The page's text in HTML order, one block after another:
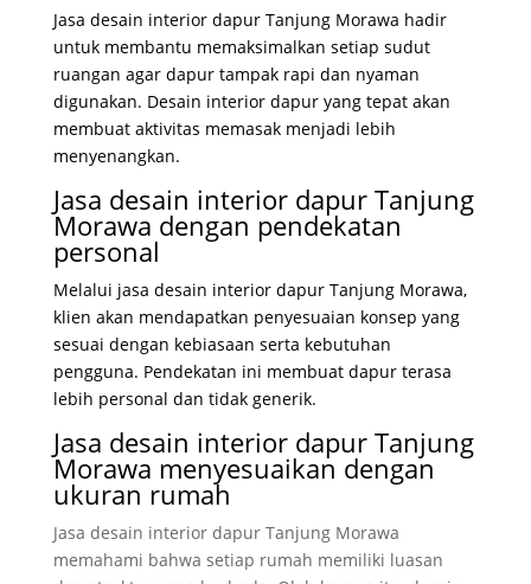
Jasa desain interior dapur Tanjung Morawa hadir
untuk membantu memaksimalkan setiap sudut
ruangan agar dapur tampak rapi dan nyaman
digunakan. Desain interior dapur yang tepat akan
membuat aktivitas memasak menjadi lebih
menyenangkan.
Jasa desain interior dapur Tanjung
Morawa dengan pendekatan
personal
Melalui jasa desain interior dapur Tanjung Morawa,
klien akan mendapatkan penyesuaian konsep yang
sesuai dengan kebiasaan serta kebutuhan
pengguna. Pendekatan ini membuat dapur terasa
lebih personal dan tidak generik.
Jasa desain interior dapur Tanjung
Morawa menyesuaikan dengan
ukuran rumah
Jasa desain interior dapur Tanjung Morawa
memahami bahwa setiap rumah memiliki luasan